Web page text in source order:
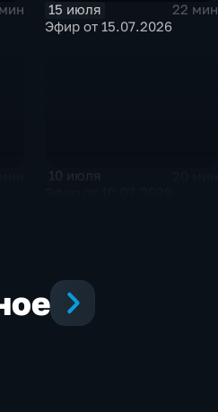
15 июля
22 мин
Эфир от 15.07.2026
10 июля